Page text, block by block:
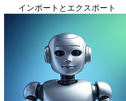
インポートとエクスポート